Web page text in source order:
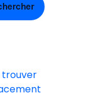
trouver